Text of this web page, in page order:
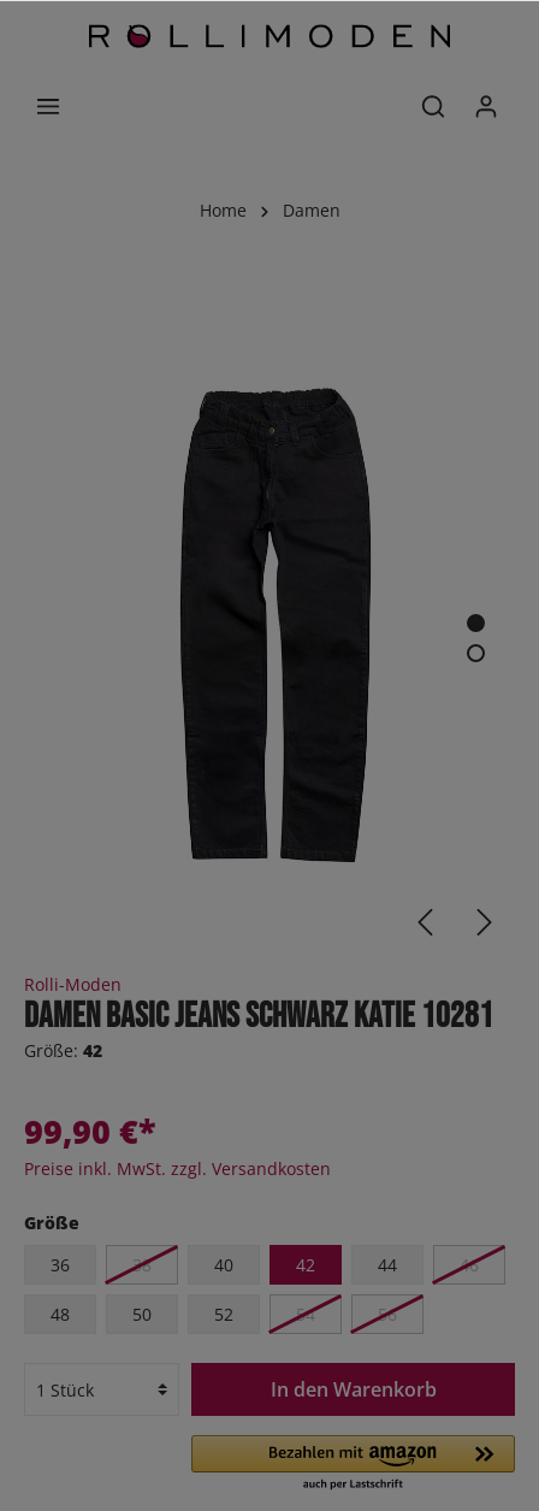
Home Damen
Rolli-Moden
Damen Basic Jeans Schwarz KATIE 10281
Größe: 42
99,90 €*
Preise inkl. MwSt. zzgl. Versandkosten
Größe
36
38 40 42 44 46
48 50 52 54 56
In den Warenkorb